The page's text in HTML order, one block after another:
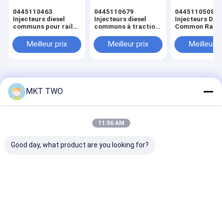
0445110463
Injecteurs diesel
communs pour rail
automatique
Meilleur prix
0445110679
Injecteurs diesel
communs à traction
Meilleur prix
0445110508
Injecteurs
Common Rail
Automatique
Meilleur
site
la vie privée
Banc d'essai à rampe commune
© 2026 Wuxi jia Miao Technology Co.ltd. All Rights Reserved.
MKT TWO
11:56 AM
Good day, what product are you looking for?